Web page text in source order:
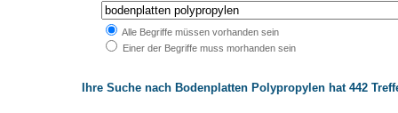
Alle Begriffe müssen vorhanden sein
Einer der Begriffe muss morhanden sein
Ihre Suche nach Bodenplatten Polypropylen hat 442